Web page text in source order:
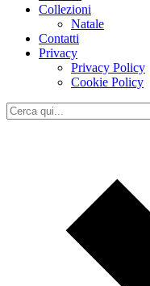
Collezioni
Natale
Contatti
Privacy
Privacy Policy
Cookie Policy